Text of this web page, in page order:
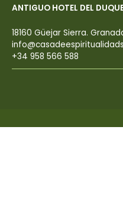
ANTIGUO HOTEL DEL
18160 Güejar Sierra.
+34 958 566 588